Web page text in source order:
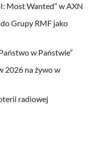
Most Wanted” w AXN
Grupy RMF jako
w Państwie”
2026 na żywo w
radiowej